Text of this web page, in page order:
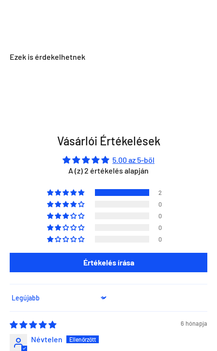
Vásárlói Értékelések
5.00 az 5-ből
A (z) 2 értékelés alapján
2
0
0
0
0
Értékelés írása
Sort by
6 hónapja
Névtelen